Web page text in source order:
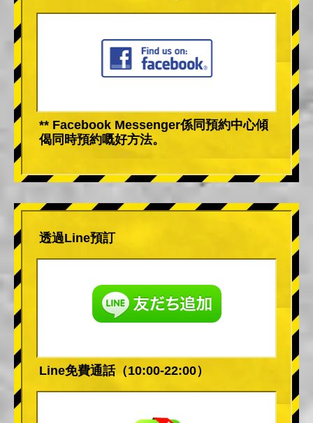
** Facebook Messenger係同預約中心傾
偈同時預約嘅好方法。
透過Line預訂
Line免費通話（10:00-22:00）